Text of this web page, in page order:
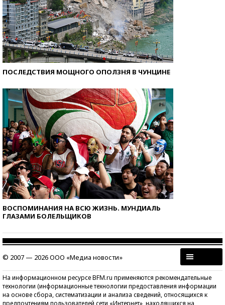
ПОСЛЕДСТВИЯ МОЩНОГО ОПОЛЗНЯ В ЧУНЦИНЕ
ВОСПОМИНАНИЯ НА ВСЮ ЖИЗНЬ. МУНДИАЛЬ
ГЛАЗАМИ БОЛЕЛЬЩИКОВ
© 2007 — 2026 ООО «Медиа новости»
На информационном ресурсе BFM.ru применяются рекомендательные
технологии (информационные технологии предоставления информации
на основе сбора, систематизации и анализа сведений, относящихся к
предпочтениям пользователей сети «Интернет», находящихся на